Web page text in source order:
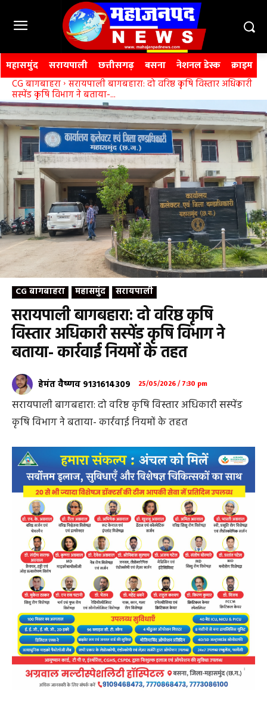
महासमुंद सरायपाली छत्तीसगढ़ बसना नेशनल डेस्क क्राइम
CG बागबाहरा सरायपाली बागबहारा: दो वरिष्ठ कृषि विस्तार अधिकारी
सस्पेंड कृषि विभाग ने बताया-...
CG बागबाहरा महासमुंद सरायपाली
सरायपाली बागबहारा: दो वरिष्ठ कृषि
विस्तार अधिकारी सस्पेंड कृषि विभाग ने
बताया- कार्रवाई नियमों के तहत
हेमंत वैष्णव 9131614309 25/05/2026 / 7:30 pm
सरायपाली बागबहारा: दो वरिष्ठ कृषि विस्तार अधिकारी सस्पेंड
कृषि विभाग ने बताया- कार्रवाई नियमों के तहत